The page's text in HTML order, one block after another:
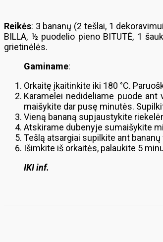
Reikės: 3 bananų (2 tešlai, 1
BILLA, ½ puodelio pieno BITUTĖ, 1
grietinėlės.
Gaminame:
Orkaitę įkaitinkite iki 180 °C.
Karamelei nedideliame puode
maišykite dar pusę minutės.
Vieną bananą supjaustykite
Atskirame dubenyje sumaišykite
Tešlą atsargiai supilkite ant
Išimkite iš orkaitės, palaukite 5
IKI inf.